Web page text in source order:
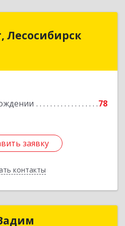
Лесосибирск
78
заявку
контакты
Бит, Лесосибирск
край, Лесосибирск г,
заявку
Назад
Епифанов Вадим